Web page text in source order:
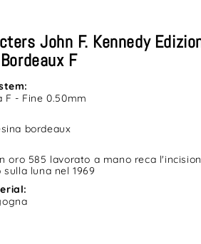
John F. Kennedy
F
F - Fine 0.50mm
bordeaux
oro 585 lavorato a mano reca
luna nel 1969